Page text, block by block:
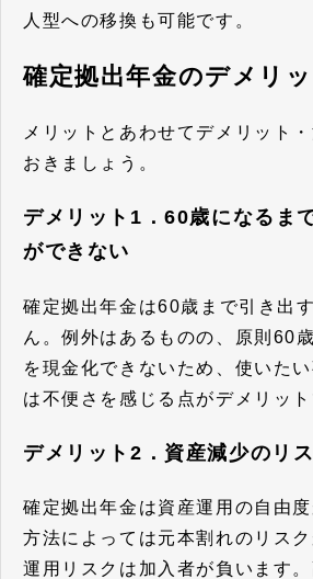
人型への移換も可能です。
確定拠出年金のデメリ
メリットとあわせてデメリット
おきましょう。
デメリット1．60歳になるま
ができない
確定拠出年金は60歳まで引き出
ん。例外はあるものの、原則60
を現金化できないため、使いた
は不便さを感じる点がデメリット
デメリット2．資産減少のリ
確定拠出年金は資産運用の自由
方法によっては元本割れのリスク
運用リスクは加入者が負います